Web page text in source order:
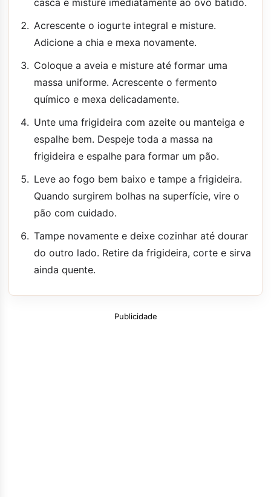
Acrescente o iogurte integral e misture.
Adicione a chia e mexa novamente.
Coloque a aveia e misture até formar uma
massa uniforme. Acrescente o fermento
químico e mexa delicadamente.
Unte uma frigideira com azeite ou manteiga e
espalhe bem. Despeje toda a massa na
frigideira e espalhe para formar um pão.
Leve ao fogo bem baixo e tampe a frigideira.
Quando surgirem bolhas na superfície, vire o
pão com cuidado.
Tampe novamente e deixe cozinhar até dourar
do outro lado. Retire da frigideira, corte e sirva
ainda quente.
Publicidade